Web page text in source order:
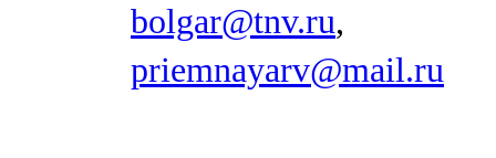
bolgar@tnv.ru,
priemnayarv@mail.ru